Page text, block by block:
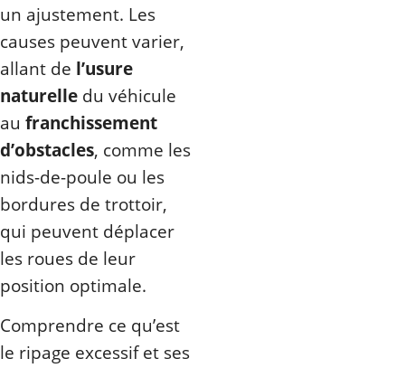
un ajustement. Les
causes peuvent varier,
allant de l’usure
naturelle du véhicule
au franchissement
d’obstacles, comme les
nids-de-poule ou les
bordures de trottoir,
qui peuvent déplacer
les roues de leur
position optimale.
Comprendre ce qu’est
le ripage excessif et ses